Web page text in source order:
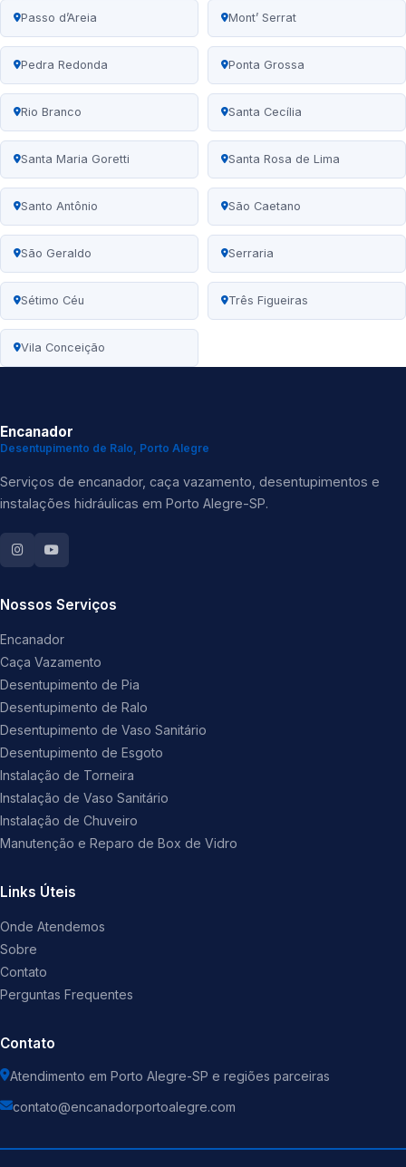
Passo d’Areia Mont’ Serrat
Pedra Redonda Ponta Grossa
Rio Branco Santa Cecília
Santa Maria Goretti Santa Rosa de Lima
Santo Antônio São Caetano
São Geraldo Serraria
Sétimo Céu Três Figueiras
Vila Conceição
Encanador
Desentupimento de Ralo, Porto Alegre
Serviços de encanador, caça vazamento, desentupimentos e
instalações hidráulicas em Porto Alegre-SP.
Nossos Serviços
Encanador
Caça Vazamento
Desentupimento de Pia
Desentupimento de Ralo
Desentupimento de Vaso Sanitário
Desentupimento de Esgoto
Instalação de Torneira
Instalação de Vaso Sanitário
Instalação de Chuveiro
Manutenção e Reparo de Box de Vidro
Links Úteis
Onde Atendemos
Sobre
Contato
Perguntas Frequentes
Contato
Atendimento em Porto Alegre-SP e regiões parceiras
contato@encanadorportoalegre.com